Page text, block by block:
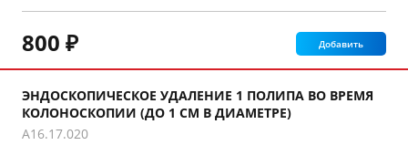
800 ₽ Добавить
ЭНДОСКОПИЧЕСКОЕ УДАЛЕНИЕ 1 ПОЛИПА ВО ВРЕМЯ
КОЛОНОСКОПИИ (ДО 1 СМ В ДИАМЕТРЕ)
A16.17.020